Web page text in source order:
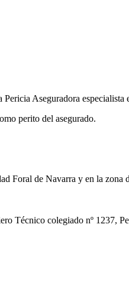
Aseguradora
perito del asegurado.
Foral de Navarra y en la zona
colegiado nº 1237,